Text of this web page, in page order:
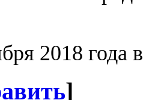
2018 года
]